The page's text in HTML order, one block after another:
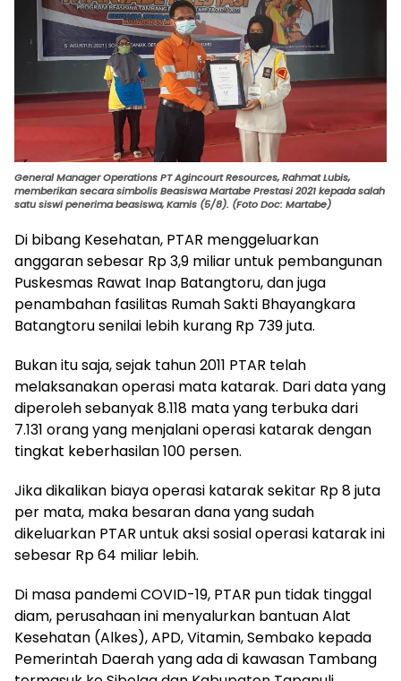
General Manager Operations PT Agincourt Resources, Rahmat Lubis,
memberikan secara simbolis Beasiswa Martabe Prestasi 2021 kepada salah
satu siswi penerima beasiswa, Kamis (5/8). (Foto Doc: Martabe)
Di bibang Kesehatan, PTAR menggeluarkan
anggaran sebesar Rp 3,9 miliar untuk pembangunan
Puskesmas Rawat Inap Batangtoru, dan juga
penambahan fasilitas Rumah Sakti Bhayangkara
Batangtoru senilai lebih kurang Rp 739 juta.
Bukan itu saja, sejak tahun 2011 PTAR telah
melaksanakan operasi mata katarak. Dari data yang
diperoleh sebanyak 8.118 mata yang terbuka dari
7.131 orang yang menjalani operasi katarak dengan
tingkat keberhasilan 100 persen.
Jika dikalikan biaya operasi katarak sekitar Rp 8 juta
per mata, maka besaran dana yang sudah
dikeluarkan PTAR untuk aksi sosial operasi katarak ini
sebesar Rp 64 miliar lebih.
Di masa pandemi COVID-19, PTAR pun tidak tinggal
diam, perusahaan ini menyalurkan bantuan Alat
Kesehatan (Alkes), APD, Vitamin, Sembako kepada
Pemerintah Daerah yang ada di kawasan Tambang